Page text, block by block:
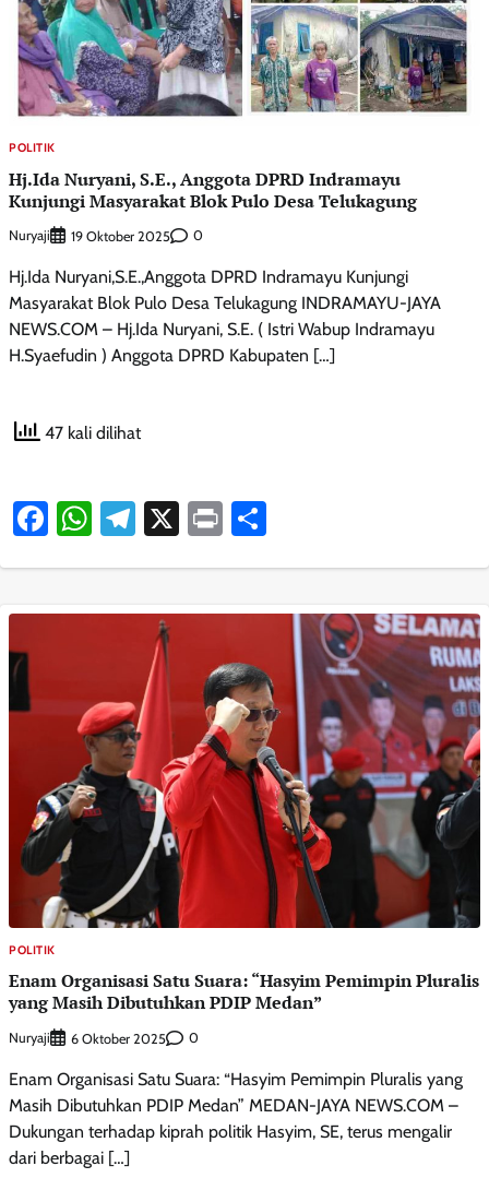
POLITIK
Hj.Ida Nuryani, S.E., Anggota DPRD Indramayu
Kunjungi Masyarakat Blok Pulo Desa Telukagung
Nuryaji 19 Oktober 2025 0
Hj.Ida Nuryani,S.E.,Anggota DPRD Indramayu Kunjungi
Masyarakat Blok Pulo Desa Telukagung INDRAMAYU-JAYA
NEWS.COM – Hj.Ida Nuryani, S.E. ( Istri Wabup Indramayu
H.Syaefudin ) Anggota DPRD Kabupaten […]
47 kali dilihat
Facebook
WhatsApp
Telegram
X Print
POLITIK
Enam Organisasi Satu Suara: “Hasyim Pemimpin Pluralis
yang Masih Dibutuhkan PDIP Medan”
Nuryaji 6 Oktober 2025 0
Enam Organisasi Satu Suara: “Hasyim Pemimpin Pluralis yang
Masih Dibutuhkan PDIP Medan” MEDAN-JAYA NEWS.COM –
Dukungan terhadap kiprah politik Hasyim, SE, terus mengalir
dari berbagai […]